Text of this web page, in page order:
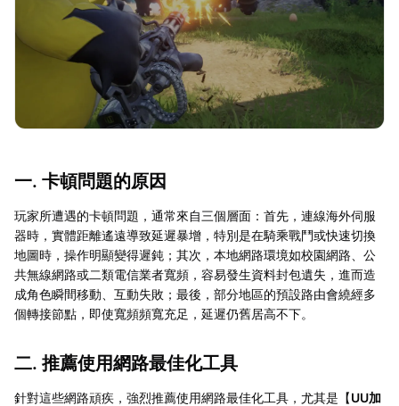
一. 卡頓問題的原因
玩家所遭遇的卡頓問題，通常來自三個層面：首先，連線海外伺服
器時，實體距離遙遠導致延遲暴增，特別是在騎乘戰鬥或快速切換
地圖時，操作明顯變得遲鈍；其次，本地網路環境如校園網路、公
共無線網路或二類電信業者寬頻，容易發生資料封包遺失，進而造
成角色瞬間移動、互動失敗；最後，部分地區的預設路由會繞經多
個轉接節點，即使寬頻頻寬充足，延遲仍舊居高不下。
二. 推薦使用網路最佳化工具
針對這些網路頑疾，強烈推薦使用網路最佳化工具，尤其是【UU加